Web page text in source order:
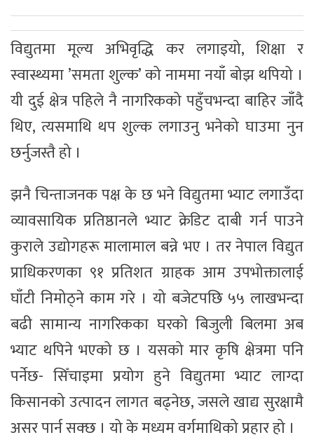
विद्युतमा मूल्य अभिवृद्धि कर लगाइयो, शिक्षा र
स्वास्थ्यमा ’समता शुल्क’ को नाममा नयाँ बोझ थपियो ।
यी दुई क्षेत्र पहिले नै नागरिकको पहुँचभन्दा बाहिर जाँदै
थिए, त्यसमाथि थप शुल्क लगाउनु भनेको घाउमा नुन
छर्नुजस्तै हो ।
झनै चिन्ताजनक पक्ष के छ भने विद्युतमा भ्याट लगाउँदा
व्यावसायिक प्रतिष्ठानले भ्याट क्रेडिट दाबी गर्न पाउने
कुराले उद्योगहरू मालामाल बन्ने भए । तर नेपाल विद्युत
प्राधिकरणका ९१ प्रतिशत ग्राहक आम उपभोक्तालाई
घाँटी निमोठ्ने काम गरे । यो बजेटपछि ५५ लाखभन्दा
बढी सामान्य नागरिकका घरको बिजुली बिलमा अब
भ्याट थपिने भएको छ । यसको मार कृषि क्षेत्रमा पनि
पर्नेछ- सिँचाइमा प्रयोग हुने विद्युतमा भ्याट लाग्दा
किसानको उत्पादन लागत बढ्नेछ, जसले खाद्य सुरक्षामै
असर पार्न सक्छ । यो के मध्यम वर्गमाथिको प्रहार हो ।